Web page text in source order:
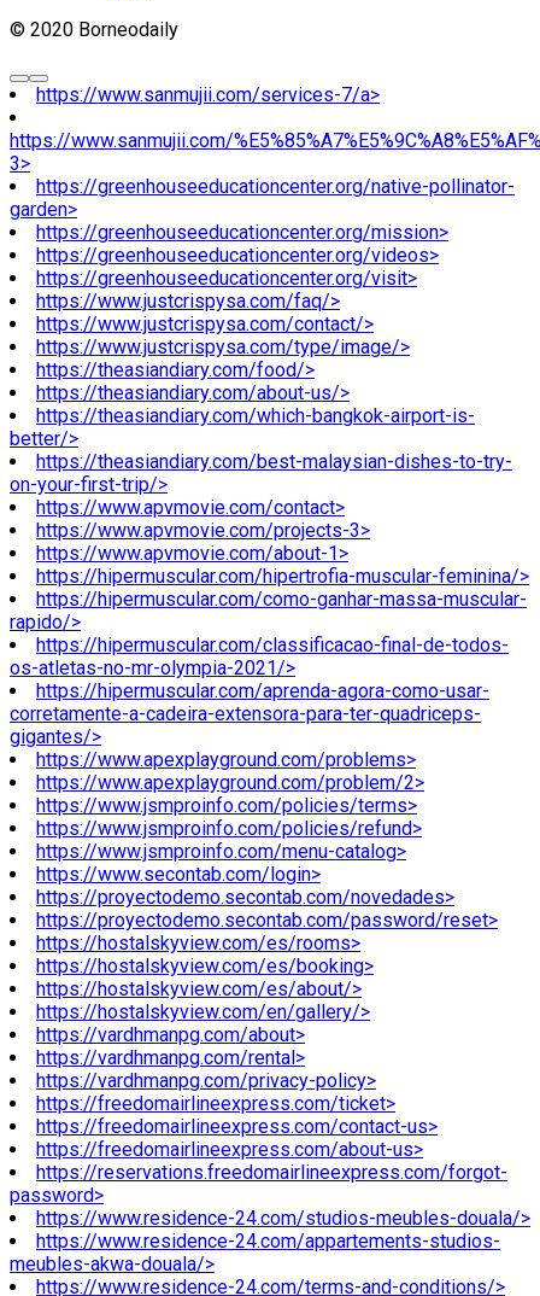
© 2020 Borneodaily
https://www.sanmujii.com/services-7/a>
https://www.sanmujii.com/
3>
https://greenhouseeducationcenter.org/native-pollinator-
garden>
https://greenhouseeducationcenter.org/mission>
https://greenhouseeducationcenter.org/videos>
https://greenhouseeducationcenter.org/visit>
https://www.justcrispysa.com/faq/>
https://www.justcrispysa.com/contact/>
https://www.justcrispysa.com/type/image/>
https://theasiandiary.com/food/>
https://theasiandiary.com/about-us/>
https://theasiandiary.com/which-bangkok-airport-is-
better/>
https://theasiandiary.com/best-malaysian-dishes-to-try-
on-your-first-trip/>
https://www.apvmovie.com/contact>
https://www.apvmovie.com/projects-3>
https://www.apvmovie.com/about-1>
https://hipermuscular.com/hipertrofia-muscular-feminina/>
https://hipermuscular.com/como-ganhar-massa-muscular-
rapido/>
https://hipermuscular.com/classificacao-final-de-todos-
os-atletas-no-mr-olympia-2021/>
https://hipermuscular.com/aprenda-agora-como-usar-
corretamente-a-cadeira-extensora-para-ter-quadriceps-
gigantes/>
https://www.apexplayground.com/problems>
https://www.apexplayground.com/problem/2>
https://www.jsmproinfo.com/policies/terms>
https://www.jsmproinfo.com/policies/refund>
https://www.jsmproinfo.com/menu-catalog>
https://www.secontab.com/login>
https://proyectodemo.secontab.com/novedades>
https://proyectodemo.secontab.com/password/reset>
https://hostalskyview.com/es/rooms>
https://hostalskyview.com/es/booking>
https://hostalskyview.com/es/about/>
https://hostalskyview.com/en/gallery/>
https://vardhmanpg.com/about>
https://vardhmanpg.com/rental>
https://vardhmanpg.com/privacy-policy>
https://freedomairlineexpress.com/ticket>
https://freedomairlineexpress.com/contact-us>
https://freedomairlineexpress.com/about-us>
https://reservations.freedomairlineexpress.com/forgot-
password>
https://www.residence-24.com/studios-meubles-douala/>
https://www.residence-24.com/appartements-studios-
meubles-akwa-douala/>
https://www.residence-24.com/terms-and-conditions/>